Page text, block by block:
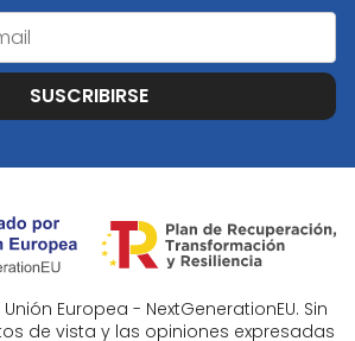
SUSCRIBIRSE
Europea - NextGenerationEU. Sin
de vista y las opiniones expresadas